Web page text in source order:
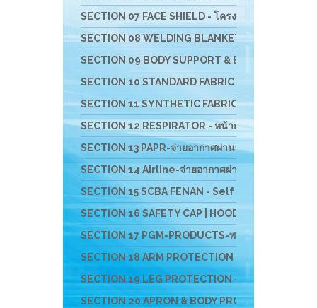
SECTION 07 FACE SHIELD - โครงกระบังหน้าสำห
SECTION 08 WELDING BLANKET - ผ้าห่มกันสะเก็
SECTION 09 BODY SUPPORT & BACK
SECTION 10 STANDARD FABRIC MASK- ผ้าปิดจมู
SECTION 11 SYNTHETIC FABRIC MASK - ผ้าปิดจมู
SECTION 12 RESPIRATOR - หน้ากากตลับกรอง
SECTION 13 PAPR-จ่ายอากาศผ่านพัดลม BESTSAFE
SECTION 14 Airline-จ่ายอากาศผ่านสายลม
SECTION 15 SCBA FENAN - Self Contained
SECTION 16 SAFETY CAP | HOOD | หมวกผ้า หมว
SECTION 17 PGM-PRODUCTS-พรม-กระเป๋า-ร่ม-
SECTION 18 ARM PROTECTION - ปลอกแขนนิรภัย
SECTION 19 LEG PROTECTION - ปลอกขานิรภัย
SECTION 20 APRON & BODY PROTECTION- เอี๊ย